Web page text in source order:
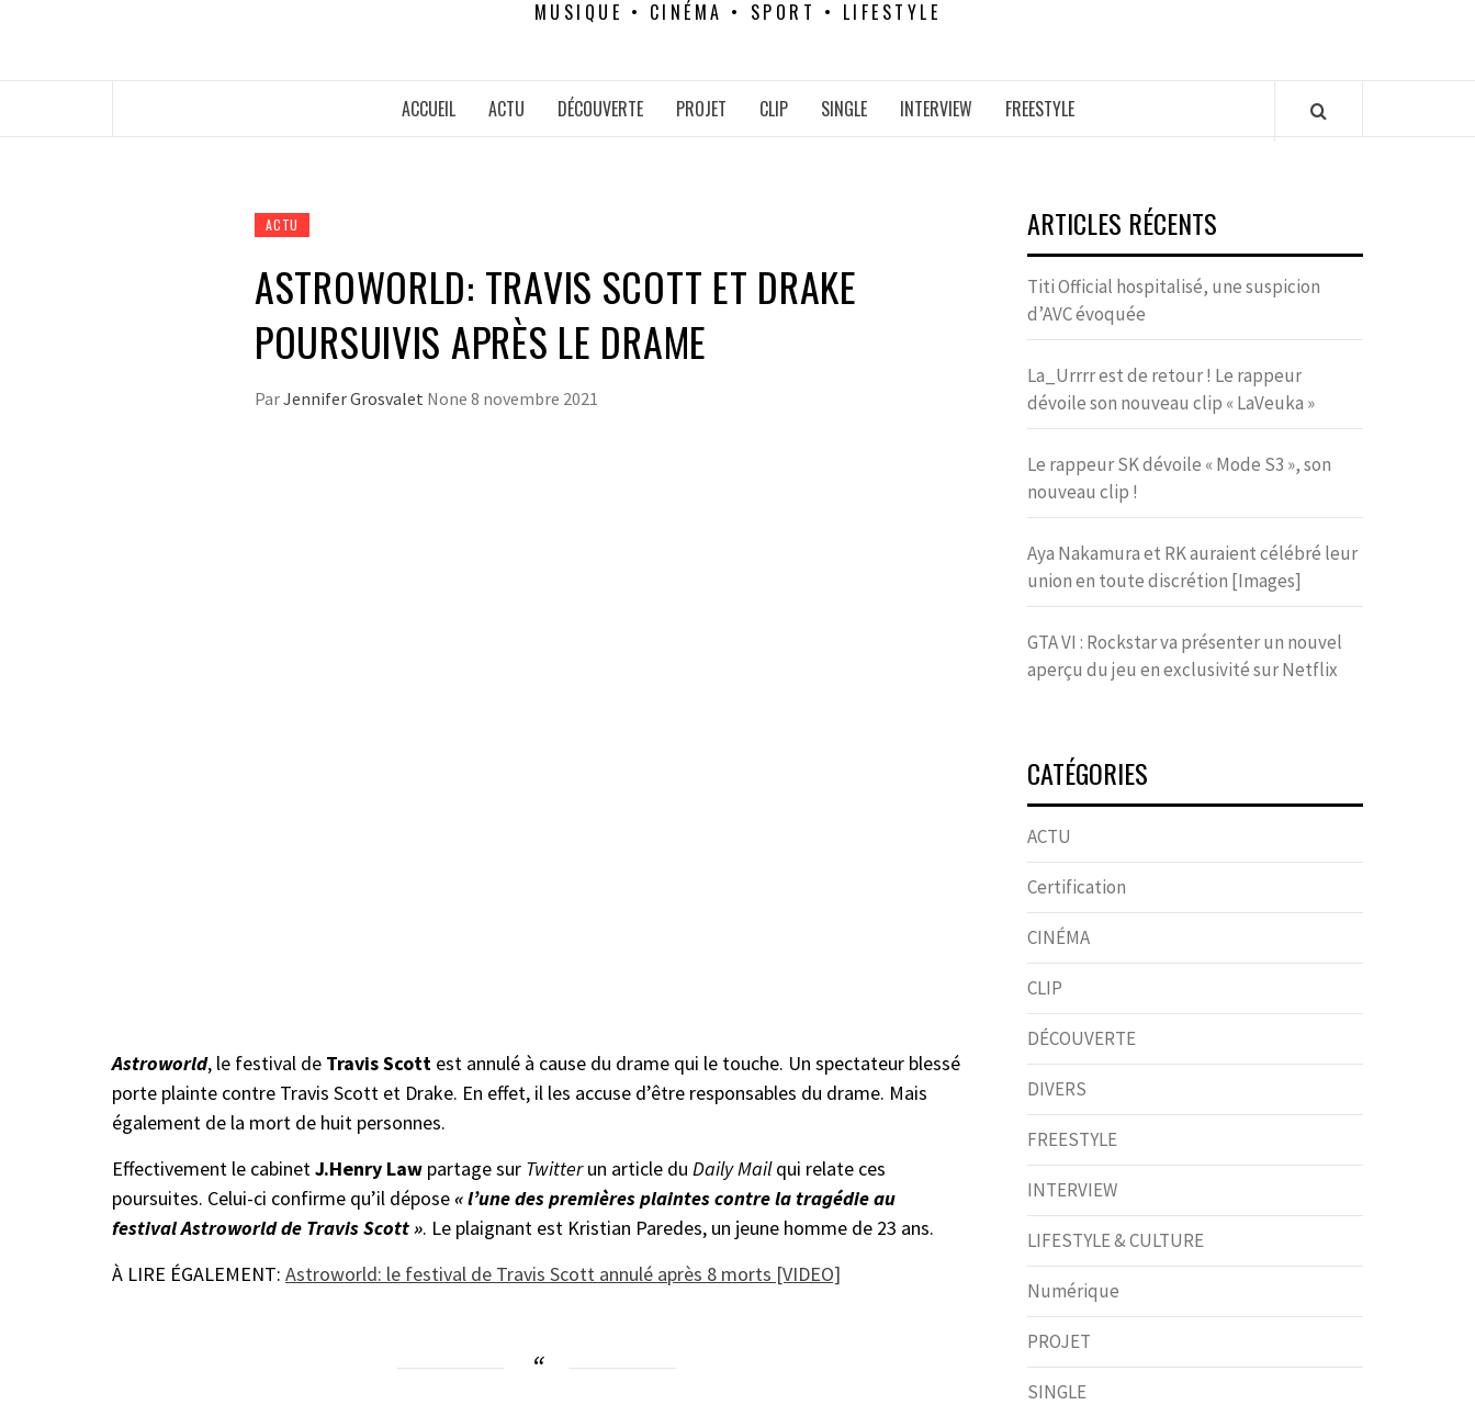
MUSIQUE • CINÉMA • SPORT • LIFESTYLE
ACCUEIL ACTU DÉCOUVERTE PROJET CLIP SINGLE INTERVIEW FREESTYLE
ACTU
ASTROWORLD: TRAVIS SCOTT ET DRAKE
POURSUIVIS APRÈS LE DRAME
ParJennifer Grosvalet None 8 novembre 2021
Astroworld, le festival de Travis Scott est annulé à cause du drame qui le touche. Un spectateur blessé
porte plainte contre Travis Scott et Drake. En effet, il les accuse d’être responsables du drame. Mais
également de la mort de huit personnes.
Effectivement le cabinetJ.Henry Law partage sur Twitterun article du Daily Mailqui relate ces
poursuites. Celui-ci confirme qu’il dépose« l’une des premières plaintes contre la tragédie au
festival Astroworld de Travis Scott ». Le plaignant est Kristian Paredes, un jeune homme de 23 ans.
À LIRE ÉGALEMENT: Astroworld: le festival de Travis Scott annulé après 8 morts [VIDEO]
ARTICLES RÉCENTS
Titi Official hospitalisé, une suspicion
d’AVC évoquée
La_Urrrr est de retour ! Le rappeur
dévoile son nouveau clip « LaVeuka »
Le rappeur SK dévoile « Mode S3 », son
nouveau clip !
Aya Nakamura et RK auraient célébré leur
union en toute discrétion [Images]
GTA VI : Rockstar va présenter un nouvel
aperçu du jeu en exclusivité sur Netflix
CATÉGORIES
ACTU
Certification
CINÉMA
CLIP
DÉCOUVERTE
DIVERS
FREESTYLE
INTERVIEW
LIFESTYLE & CULTURE
Numérique
PROJET
SINGLE